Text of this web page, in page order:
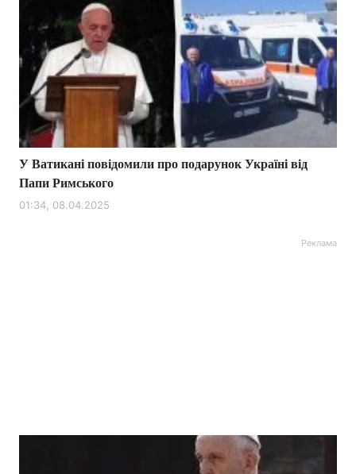
У Ватикані повідомили про подарунок Україні від
Папи Римського
01:34, 08.04.2025
Реклама